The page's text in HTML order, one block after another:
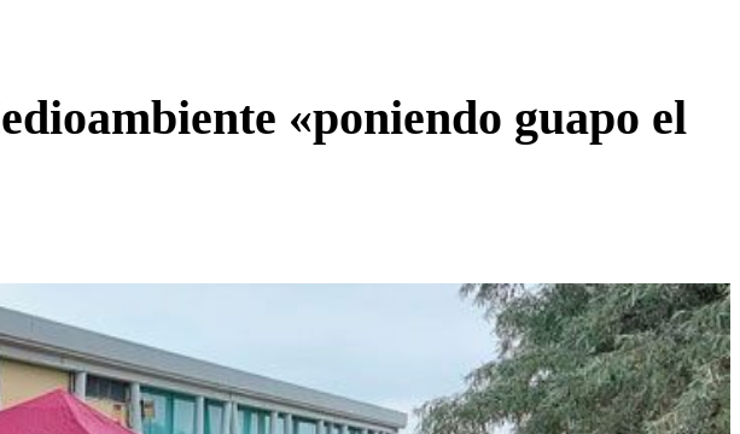
«poniendo guapo el